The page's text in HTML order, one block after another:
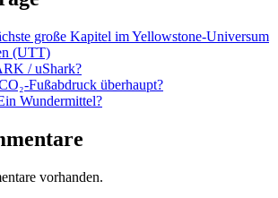
große Kapitel im Yellowstone-Universum
(UTT)
/ uShark?
Fußabdruck überhaupt?
Wundermittel?
vorhanden.